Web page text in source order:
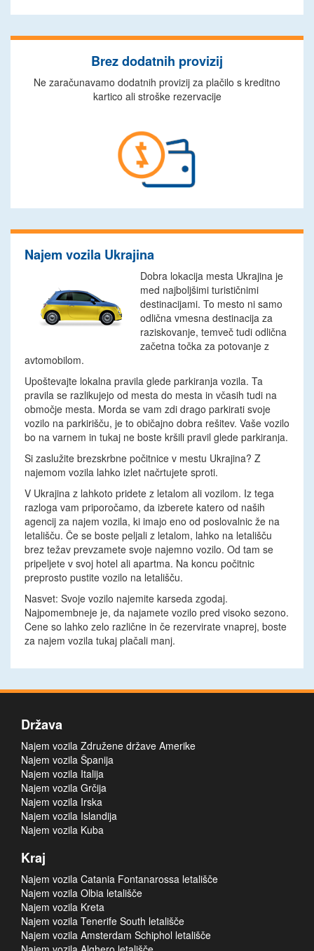
Brez dodatnih provizij
Ne zaračunavamo dodatnih provizij za plačilo s kreditno
kartico ali stroške rezervacije
Najem vozila Ukrajina
Dobra lokacija mesta Ukrajina je
med najboljšimi turističnimi
destinacijami. To mesto ni samo
odlična vmesna destinacija za
raziskovanje, temveč tudi odlična
začetna točka za potovanje z
avtomobilom.
Upoštevajte lokalna pravila glede parkiranja vozila. Ta
pravila se razlikujejo od mesta do mesta in včasih tudi na
območje mesta. Morda se vam zdi drago parkirati svoje
vozilo na parkirišču, je to običajno dobra rešitev. Vaše vozilo
bo na varnem in tukaj ne boste kršili pravil glede parkiranja.
Si zaslužite brezskrbne počitnice v mestu Ukrajina? Z
najemom vozila lahko izlet načrtujete sproti.
V Ukrajina z lahkoto pridete z letalom ali vozilom. Iz tega
razloga vam priporočamo, da izberete katero od naših
agencij za najem vozila, ki imajo eno od poslovalnic že na
letališču. Če se boste peljali z letalom, lahko na letališču
brez težav prevzamete svoje najemno vozilo. Od tam se
pripeljete v svoj hotel ali apartma. Na koncu počitnic
preprosto pustite vozilo na letališču.
Nasvet: Svoje vozilo najemite karseda zgodaj.
Najpomembneje je, da najamete vozilo pred visoko sezono.
Cene so lahko zelo različne in če rezervirate vnaprej, boste
za najem vozila tukaj plačali manj.
Država
Najem vozila Združene države Amerike
Najem vozila Španija
Najem vozila Italija
Najem vozila Grčija
Najem vozila Irska
Najem vozila Islandija
Najem vozila Kuba
Kraj
Najem vozila Catania Fontanarossa letališče
Najem vozila Olbia letališče
Najem vozila Kreta
Najem vozila Tenerife South letališče
Najem vozila Amsterdam Schiphol letališče